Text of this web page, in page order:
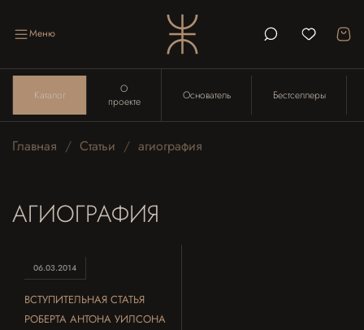
Меню
Каталог
О
проекте
Основатель Бестселлеры
Главная Статьи агиография
АГИОГРАФИЯ
06.03.2014
ВСТУПИТЕЛЬНАЯ СТАТЬЯ
РОБЕРТА АНТОНА УИЛСОНА